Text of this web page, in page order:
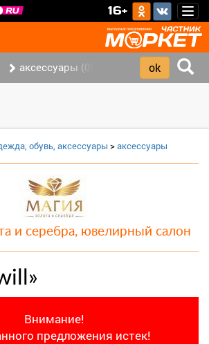
16+
(0)
аксессуары (0)
обувь, аксессуары >аксессуары
и серебра, ювелирный салон
Внимание!
предложения истек!